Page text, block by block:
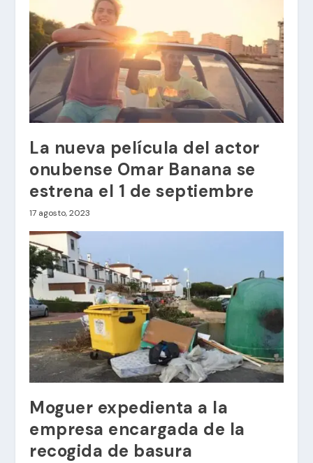
La nueva película del actor
onubense Omar Banana se
estrena el 1 de septiembre
17 agosto, 2023
Moguer expedienta a la
empresa encargada de la
recogida de basura